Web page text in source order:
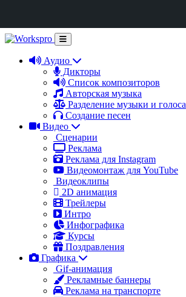
Аудио
Дикторы
Список композиторов
Авторская музыка
Разделение музыки и голоса
Создание песен
Видео
Сценарии
Реклама
Реклама для Instagram
Видеомонтаж для YouTube
Видеоклипы
2D анимация
Трейлеры
Интро
Инфографика
Курсы
Поздравления
Графика
Gif-анимация
Рекламные баннеры
Реклама на транспорте